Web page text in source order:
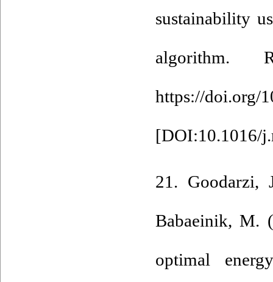
sustainability
algorithm.
https://doi.org/
[DOI:10.1016/
21. Goodarzi,
Babaeinik, M.
optimal